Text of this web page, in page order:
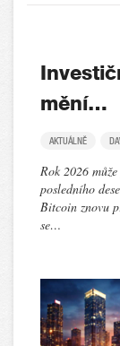
mění…
AKTUÁLNĚ
Rok 2026
posledního
Bitcoin znovu
se…